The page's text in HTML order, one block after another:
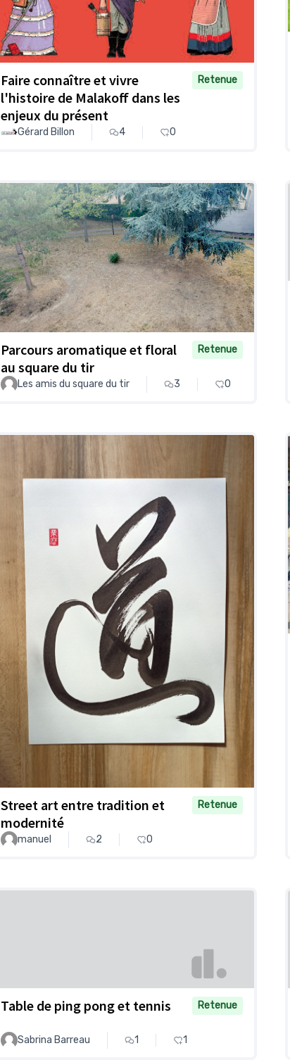
Faire connaître et vivre
l'histoire de Malakoff dans les
enjeux du présent
Retenue
Gérard Billon 4 0
Parcours aromatique et floral
au square du tir
Retenue
Les amis du square du tir 3 0
Street art entre tradition et
modernité
Retenue
manuel 2 0
Table de ping pong et tennis Retenue
Sabrina Barreau 1 1